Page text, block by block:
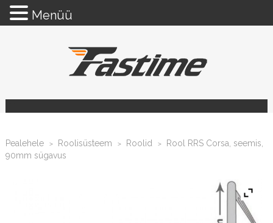
Pealehele > Roolisüsteem > Roolid >
Rool RRS Corsa, seemis,
90mm sügavus
Menüü